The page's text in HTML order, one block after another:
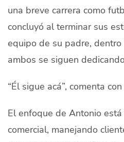
una breve carrera como
concluyó al terminar sus
equipo de su padre,
ambos se siguen
“Él sigue acá”, comenta
El enfoque de Antonio
comercial, manejando